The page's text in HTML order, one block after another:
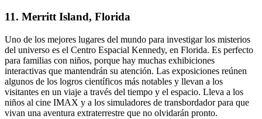
11. Merritt Island, Florida
Uno de los mejores lugares del mundo para investigar los misterios
del universo es el Centro Espacial Kennedy, en Florida. Es perfecto
para familias con niños, porque hay muchas exhibiciones
interactivas que mantendrán su atención. Las exposiciones reúnen
algunos de los logros científicos más notables y llevan a los
visitantes en un viaje a través del tiempo y el espacio. Lleva a los
niños al cine IMAX y a los simuladores de transbordador para que
vivan una aventura extraterrestre que no olvidarán pronto.